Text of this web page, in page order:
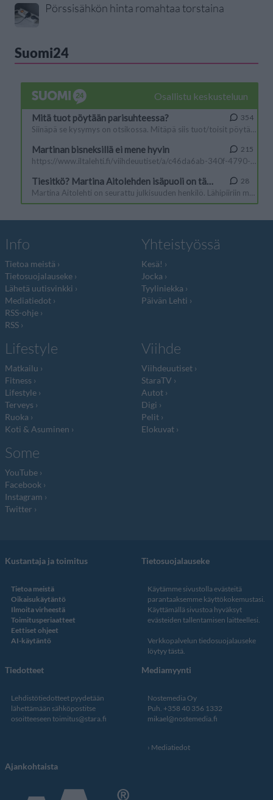
Pörssisähkön hinta romahtaa torstaina
Suomi24
Info
Tietoa meistä
Tietosuojalauseke
Lähetä uutisvinkki
Mediatiedot
RSS-ohje
RSS
Yhteistyössä
Kesä!
Jocka
Tyyliniekka
Päivän Lehti
Lifestyle
Matkailu
Fitness
Lifestyle
Terveys
Ruoka
Koti & Asuminen
Viihde
Viihdeuutiset
StaraTV
Autot
Digi
Pelit
Elokuvat
Some
YouTube
Facebook
Instagram
Twitter
Kustantaja ja toimitus
Tietoa meistä
Oikaisukäytäntö
Ilmoita virheestä
Toimitusperiaatteet
Eettiset ohjeet
AI-käytäntö
Tietosuojalauseke
Käytämme sivustolla evästeitä
parantaaksemme käyttökokemustasi.
Käyttämällä sivustoa hyväksyt
evästeiden tallentamisen laitteellesi.
Verkkopalvelun tiedosuojalauseke
löytyy tästä
Tiedotteet
Lehdistötiedotteet pyydetään
lähettämään sähköpostitse
osoitteeseen toimitus@stara.fi
Mediamyynti
Nostemedia Oy
Puh. +358 40 356 1332
mikael@nostemedia.fi
Mediatiedot
Ajankohtaista